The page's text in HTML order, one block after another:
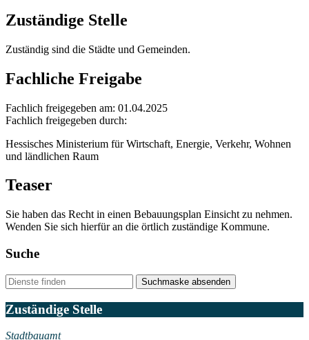
Zuständige Stelle
Zuständig sind die Städte und Gemeinden.
Fachliche Freigabe
Fachlich freigegeben am: 01.04.2025
Fachlich freigegeben durch:
Hessisches Ministerium für Wirtschaft, Energie, Verkehr, Wohnen
und ländlichen Raum
Teaser
Sie haben das Recht in einen Bebauungsplan Einsicht zu nehmen.
Wenden Sie sich hierfür an die örtlich zuständige Kommune.
Suche
Suchmaske absenden
Zuständige Stelle
Stadtbauamt